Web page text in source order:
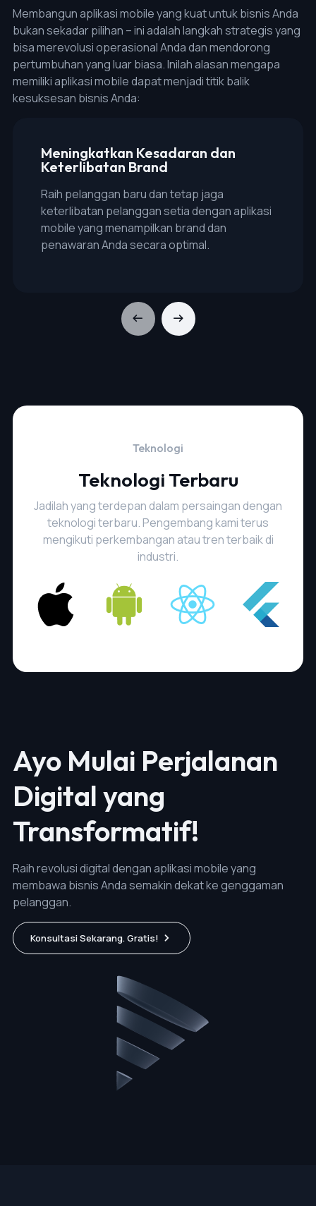
Membangun aplikasi mobile yang kuat untuk bisnis Anda
bukan sekadar pilihan – ini adalah langkah strategis yang
bisa merevolusi operasional Anda dan mendorong
pertumbuhan yang luar biasa. Inilah alasan mengapa
memiliki aplikasi mobile dapat menjadi titik balik
kesuksesan bisnis Anda:
Meningkatkan Kesadaran dan
Keterlibatan Brand
Raih pelanggan baru dan tetap jaga
keterlibatan pelanggan setia dengan aplikasi
mobile yang menampilkan brand dan
penawaran Anda secara optimal.
Teknologi
Teknologi Terbaru
Jadilah yang terdepan dalam persaingan dengan
teknologi terbaru. Pengembang kami terus
mengikuti perkembangan atau tren terbaik di
industri.
Ayo Mulai Perjalanan
Digital yang
Transformatif!
Raih revolusi digital dengan aplikasi mobile yang
membawa bisnis Anda semakin dekat ke genggaman
pelanggan.
Konsultasi Sekarang. Gratis!